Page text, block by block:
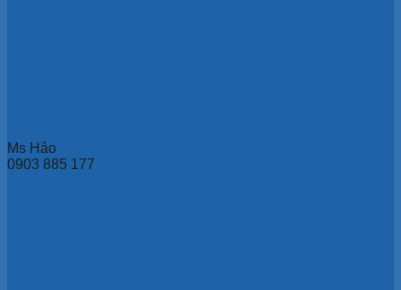
Ms Hảo
0903 885 177